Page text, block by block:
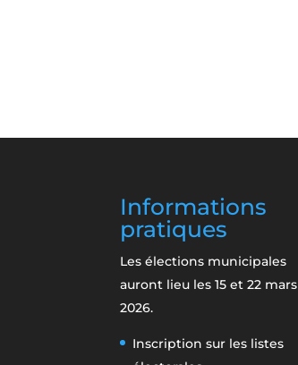
Informations
pratiques
Les élections municipales
auront lieu les 15 et 22 mars
2026.
Inscription sur les listes